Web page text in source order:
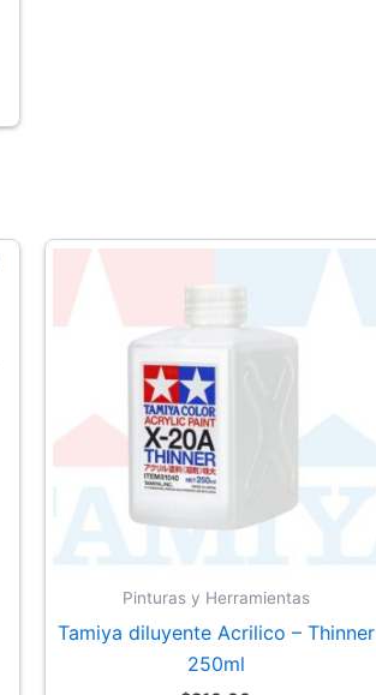
Pinturas y Herramientas
Tamiya diluyente Acrilico – Thinner
250ml